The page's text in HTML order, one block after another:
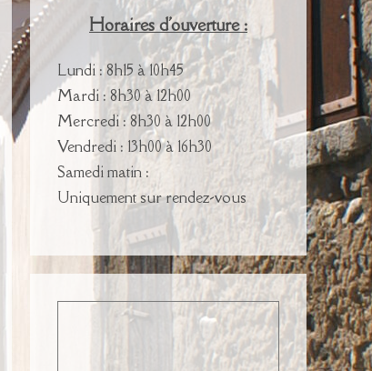
Horaires d'ouverture :
Lundi : 8h15 à 10h45
Mardi : 8h30 à 12h00
Mercredi : 8h30 à 12h00
Vendredi : 13h00 à 16h30
Samedi matin :
Uniquement sur rendez-vous